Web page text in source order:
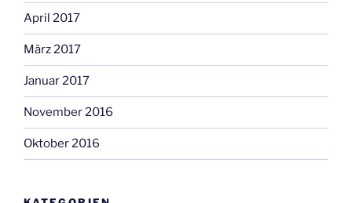
April 2017
März 2017
Januar 2017
November 2016
Oktober 2016